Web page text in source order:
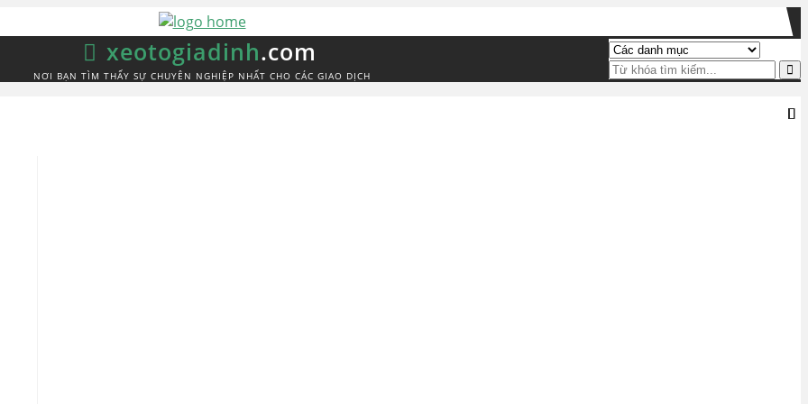
xeotogiadinh.com
NƠI BẠN TÌM THẤY SỰ CHUYÊN NGHIỆP NHẤT CHO CÁC GIAO DỊCH